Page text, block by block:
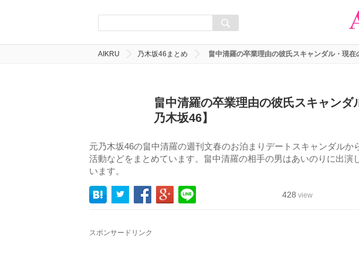
AIKRU 乃木坂46まとめ 畠中清羅の卒業理由の彼氏スキャンダル・現在
畠中清羅の卒業理由の彼氏スキャン
乃木坂46】
元乃木坂46の畠中清羅の週刊文春のお泊まりデートスキャンダルか
活動などをまとめています。畠中清羅の相手の男はあいのりに出演
います。
428 view
スポンサードリンク